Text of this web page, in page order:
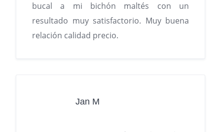
bucal a mi bichón maltés con un
resultado muy satisfactorio. Muy buena
relación calidad precio.
Jan M